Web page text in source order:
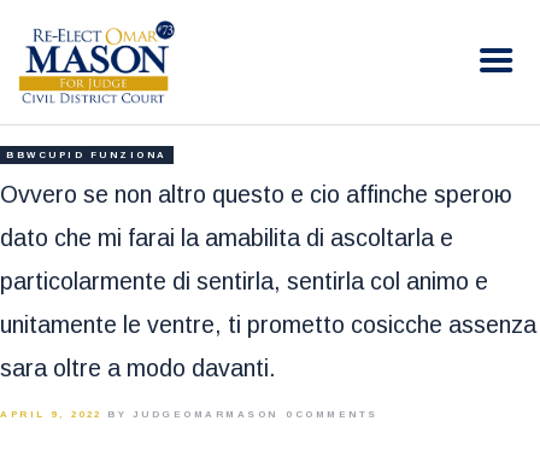
RE-ELECT OMAR MASON JUDGE
HOME
BIO
CONTACT
BBWCUPID FUNZIONA
Ovvero se non altro questo e cio affinche speroю
dato che mi farai la amabilita di ascoltarla e
particolarmente di sentirla, sentirla col animo e
unitamente le ventre, ti prometto cosicche assenza
sara oltre a modo davanti.
APRIL 9, 2022 BY JUDGEOMARMASON 0 COMMENTS